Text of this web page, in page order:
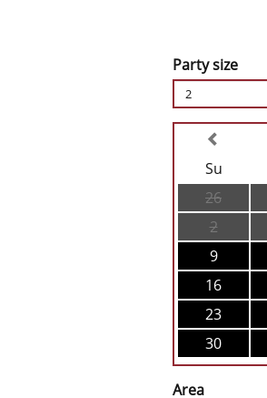
Party size
2
Su
26
2
9
16
23
30
Area